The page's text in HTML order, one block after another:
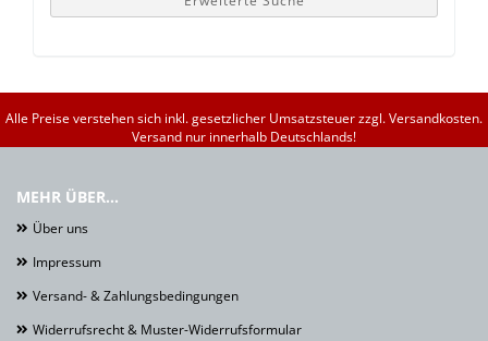
Alle Preise verstehen sich inkl. gesetzlicher Umsatzsteuer zzgl. Versandkosten.
Versand nur innerhalb Deutschlands!
MEHR ÜBER...
Über uns
Impressum
Versand- & Zahlungsbedingungen
Widerrufsrecht & Muster-Widerrufsformular